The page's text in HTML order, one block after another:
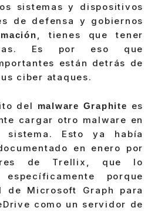
sistemas y dispositivos
de defensa y gobiernos
, tienes que tener
Es por eso que
están detrás de
ciber ataques.
del malware Graphite es
cargar otro malware en
Esto ya había
en enero por
de Trellix, que lo
porque
de Microsoft Graph para
como un servidor de